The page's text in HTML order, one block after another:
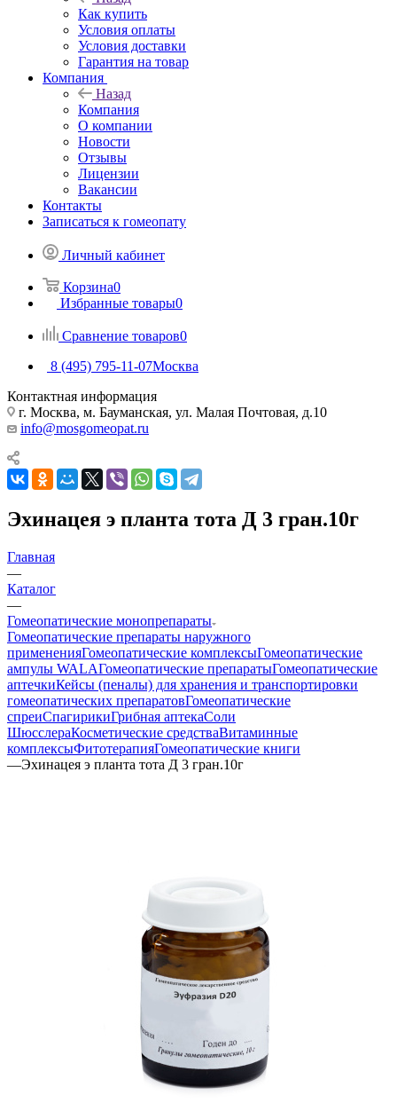
Как купить
Условия оплаты
Условия доставки
Гарантия на товар
Компания
Назад
Компания
О компании
Новости
Отзывы
Лицензии
Вакансии
Контакты
Записаться к гомеопату
Личный кабинет
Корзина0
Избранные товары0
Сравнение товаров0
8 (495) 795-11-07Москва
Контактная информация
г. Москва, м. Бауманская, ул. Малая Почтовая, д.10
info@mosgomeopat.ru
Эхинацея э планта тота Д 3 гран.10г
Главная
—
Каталог
—
Гомеопатические монопрепараты
Гомеопатические препараты наружного
примененияГомеопатические комплексыГомеопатические
ампулы WALAГомеопатические препаратыГомеопатические
аптечкиКейсы (пеналы) для хранения и транспортировки
гомеопатических препаратовГомеопатические
спреиСпагирикиГрибная аптекаСоли
ШюсслераКосметические средстваВитаминные
комплексыФитотерапияГомеопатические книги
—Эхинацея э планта тота Д 3 гран.10г